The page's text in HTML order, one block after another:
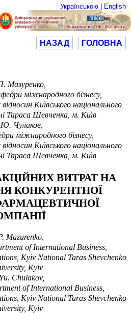
Українською English
НАЗАД ГОЛОВНА
Мазуренко,
міжнародного бізнесу,
Київського національного
Тараса Шевченка, м. Київ
Чулаков,
міжнародного бізнесу,
Київського національного
Тараса Шевченка, м. Київ
ВИТРАТ НА
КОНКУРЕНТНОЇ
Mazurenko,
ofInternational Business,
Kyiv National Taras Shevchenko
Kyiv
u. Chulakov,
ofInternational Business,
Kyiv National Taras Shevchenko
Kyiv